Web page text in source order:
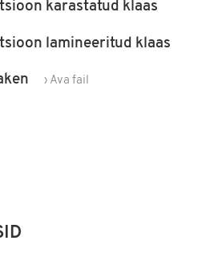
karastatud klaas
lamineeritud klaas
› Ava fail